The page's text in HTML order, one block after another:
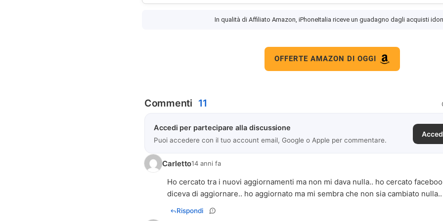
In qualità di Affiliato Amazon, iPhoneItalia riceve un guadagno dagli acquisti
OFFERTE AMAZON DI OGGI
Commenti 11
Accedi per partecipare alla discussione
Puoi accedere con il tuo account email, Google o Apple per commentare.
Carletto14 anni fa
Ho cercato tra i nuovi aggiornamenti ma non mi dava nulla.. ho cercato
diceva di aggiornare.. ho aggiornato ma mi sembra che non sia cambiato
Rispondi